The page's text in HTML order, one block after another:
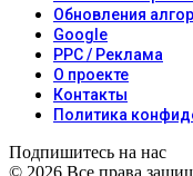
Обновления
Google
PPC / Реклама
О проекте
Контакты
Политика
Подпишитесь на нас
© 2026 Все права